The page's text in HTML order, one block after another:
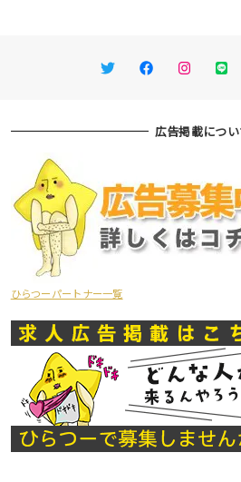
TwitterFacebook
広告掲載につ
ひらつーパートナー一覧